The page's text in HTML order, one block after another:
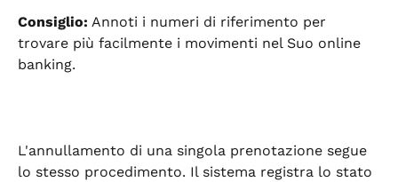
Consiglio: Annoti i numeri di riferimento per
trovare più facilmente i movimenti nel Suo online
banking.
L'annullamento di una singola prenotazione segue
lo stesso procedimento. Il sistema registra lo stato